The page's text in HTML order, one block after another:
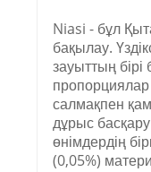
Niasi - бұл
бақылау.
зауыттың
салмақпен
дұрыс
өнімдердің
(0,05%)